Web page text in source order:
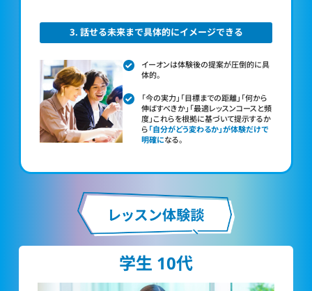
3. 話せる未来まで具体的にイメージできる
イーオンは体験後の提案が圧倒的に具
体的。
「今の実力」「目標までの距離」「何から
伸ばすべきか」「最適レッスンコースと頻
度」これらを根拠に基づいて提示するか
ら 「自分がどう変わるか」が体験だけで
明確になる。
学生 10代